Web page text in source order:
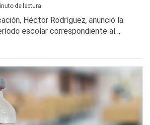
de lectura
Héctor Rodríguez, anunció la
escolar correspondiente al…